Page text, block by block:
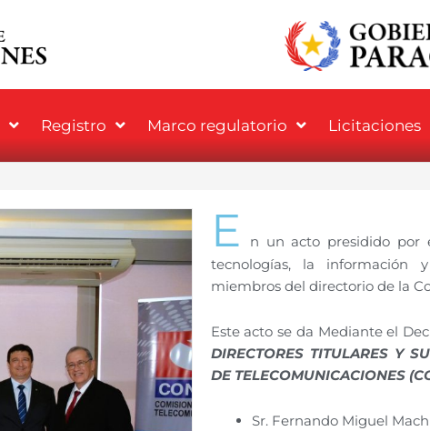
Registro Marco regulatorio Licitaciones
E
n un acto presidido por
tecnologías, la información
miembros del directorio de la
Este acto se da Mediante el
DIRECTORES TITULARES Y
DE TELECOMUNICACIONES
Sr. Fernando Miguel